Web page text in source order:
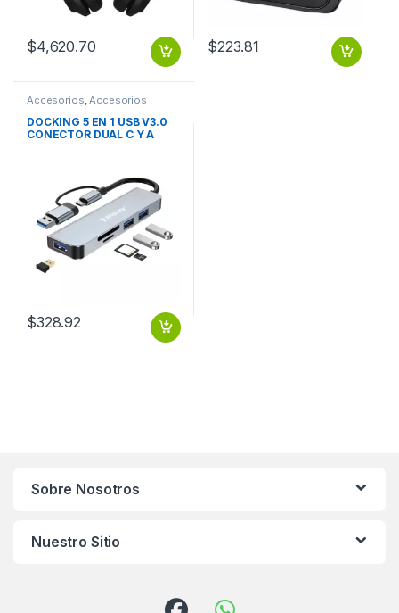
$4,620.70 $223.81
Accesorios Accesorios
Notebook / Tablet
DOCKING 5 EN 1 USB V3.0
CONECTOR DUAL C Y A
$328.92
Sobre Nosotros
Nuestro Sitio